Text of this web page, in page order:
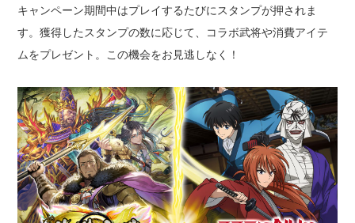
キャンペーン期間中はプレイするたびにスタンプが押されま
す。獲得したスタンプの数に応じて、コラボ武将や消費アイテ
ムをプレゼント。この機会をお見逃しなく！